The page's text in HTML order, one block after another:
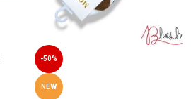
-50%
NEW